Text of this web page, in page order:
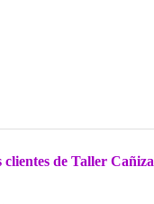
clientes de Taller Cañiza